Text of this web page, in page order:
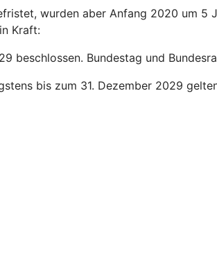
wurden aber Anfang 2020 um 5
Kraft:
beschlossen. Bundestag und
bis zum 31. Dezember 2029